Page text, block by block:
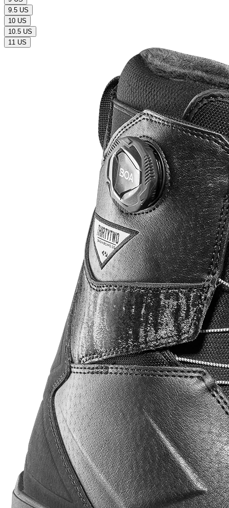
9.5 US
10 US
10.5 US
11 US